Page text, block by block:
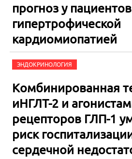
прогноз у
гипертрофической
кардиомиопатией
ЭНДОКРИНОЛОГИЯ
Комбинированная
иНГЛТ-2 и
рецепторов ГЛП-1
риск
сердечной